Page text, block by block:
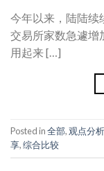
今年以来，陆陆续
交易所家数急遽增
用起来 […]
Posted in全部,观点分析
享,综合比较